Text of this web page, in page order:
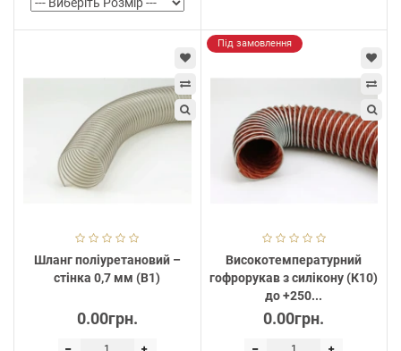
Шланг поліуретановий –
стінка 0,7 мм (В1)
0.00грн.
Під замовлення
Високотемпературний
гофрорукав з силікону (К10)
до +250...
0.00грн.